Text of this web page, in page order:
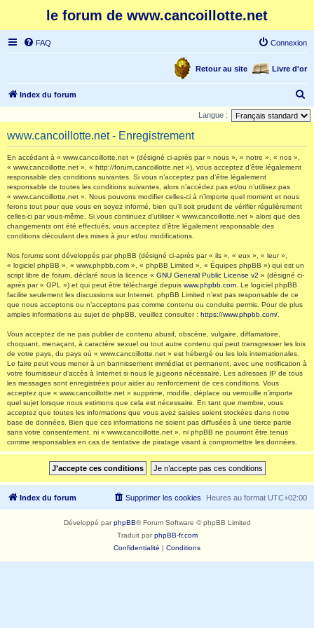
le forum de www.cancoillotte.net
FAQ Connexion
Livre d'or
Retour au site
Index du forum
e
Langue :
www.cancoillotte.net - Enregistrement
En accédant à « www.cancoillotte.net » (désigné ci-après par « nous », « notre », « nos »,
« www.cancoillotte.net », « http://forum.cancoillotte.net »), vous acceptez d’être légalement
responsable des conditions suivantes. Si vous n’acceptez pas d’être légalement
responsable de toutes les conditions suivantes, alors n’accédez pas et/ou n’utilisez pas
« www.cancoillotte.net ». Nous pouvons modifier celles-ci à n’importe quel moment et nous
ferons tout pour que vous en soyez informé, bien qu’il soit prudent de vérifier régulièrement
celles-ci par vous-même. Si vous continuez d’utiliser « www.cancoillotte.net » alors que des
changements ont été effectués, vous acceptez d’être légalement responsable des
conditions découlant des mises à jour et/ou modifications.
Nos forums sont développés par phpBB (désigné ci-après par « ils », « eux », « leur »,
« logiciel phpBB », « www.phpbb.com », « phpBB Limited », « Équipes phpBB ») qui est un
script libre de forum, déclaré sous la licence « GNU General Public License v2 » (désigné ci-
après par « GPL ») et qui peut être téléchargé depuis www.phpbb.com . Le logiciel phpBB
facilite seulement les discussions sur Internet. phpBB Limited n’est pas responsable de ce
que nous acceptons ou n’acceptons pas comme contenu ou conduite permis. Pour de plus
amples informations au sujet de phpBB, veuillez consulter : https://www.phpbb.com/
Vous acceptez de ne pas publier de contenu abusif, obscène, vulgaire, diffamatoire,
choquant, menaçant, à caractère sexuel ou tout autre contenu qui peut transgresser les lois
de votre pays, du pays où « www.cancoillotte.net » est hébergé ou les lois internationales.
Le faire peut vous mener à un bannissement immédiat et permanent, avec une notification à
votre fournisseur d’accès à Internet si nous le jugeons nécessaire. Les adresses IP de tous
les messages sont enregistrées pour aider au renforcement de ces conditions. Vous
acceptez que « www.cancoillotte.net » supprime, modifie, déplace ou verrouille n’importe
quel sujet lorsque nous estimons que cela est nécessaire. En tant que membre, vous
acceptez que toutes les informations que vous avez saisies soient stockées dans notre
base de données. Bien que ces informations ne soient pas diffusées à une tierce partie
sans votre consentement, ni « www.cancoillotte.net », ni phpBB ne pourront être tenus
comme responsables en cas de tentative de piratage visant à compromettre les données.
Index du forum Heures au format UTC+02:00
Supprimer les cookies
Développé parphpBB® Forum Software © phpBB Limited
Traduit parphpBB-fr.com
Confidentialité | Conditions